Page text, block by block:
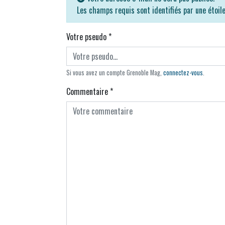
Les champs requis sont identifiés par une
Votre pseudo*
Si vous avez un compte Grenoble Mag, connectez-vous
Commentaire*